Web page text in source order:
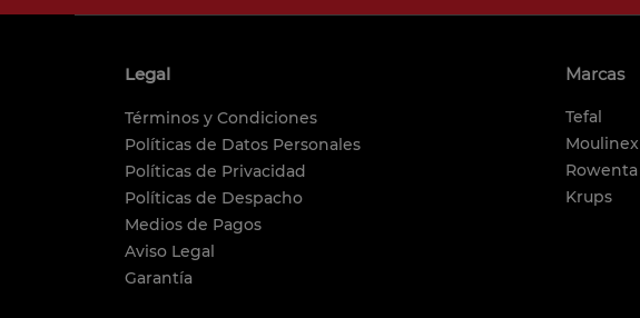
Legal
Términos y Condiciones
Políticas de Datos Personales
Políticas de Privacidad
Políticas de Despacho
Medios de Pagos
Aviso Legal
Garantía
Marcas
Tefal
Moulinex
Rowenta
Krups